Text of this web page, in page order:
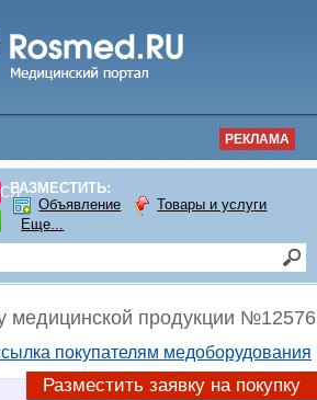
РЕКЛАМА
РАЗМЕСТИТЬ:
Объявление
Товары и услуги
Еще...
медицинской продукции №12576
покупателям медоборудования
Разместить заявку на покупку